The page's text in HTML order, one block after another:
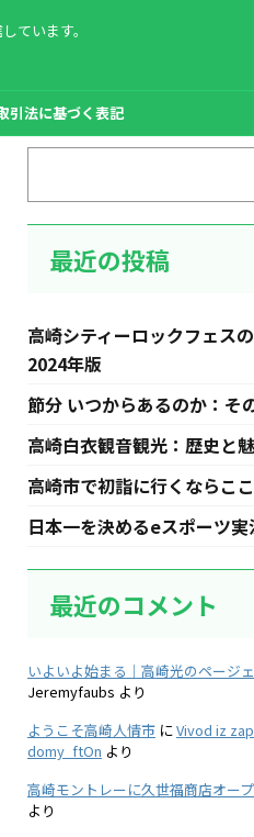
ています。
引法に基づく表記
最近の投稿
高崎シティーロックフェス
2024年版
節分 いつからあるのか：そ
高崎白衣観音観光：歴史と
高崎市で初詣に行くならこ
日本一を決めるeスポーツ
最近のコメント
いよいよ始まる｜高崎光のページ
Jeremyfaubs より
ようこそ高崎人情市 にVivod iz
domy_ftOn より
高崎モントレーに久世福商店オー
より